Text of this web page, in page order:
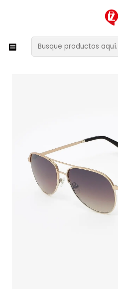
XMAS SALE ¡Compra
Lentes y Accesorios
Lentes de Sol